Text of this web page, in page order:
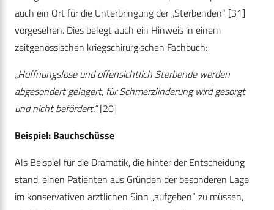
auch ein Ort für die Unterbringung der „Sterbenden“ [31]
vorgesehen. Dies belegt auch ein Hinweis in einem
zeitgenössischen kriegschirurgischen Fachbuch:
„Hoffnungslose und offensichtlich Sterbende werden
abgesondert gelagert, für Schmerzlinderung wird gesorgt
und nicht befördert.“[20]
Beispiel: Bauchschüsse
Als Beispiel für die Dramatik, die hinter der Entscheidung
stand, einen Patienten aus Gründen der besonderen Lage
im konservativen ärztlichen Sinn „aufgeben“ zu müssen,